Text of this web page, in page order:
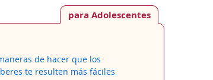
para Adolescentes
de hacer que los
te resulten más fáciles